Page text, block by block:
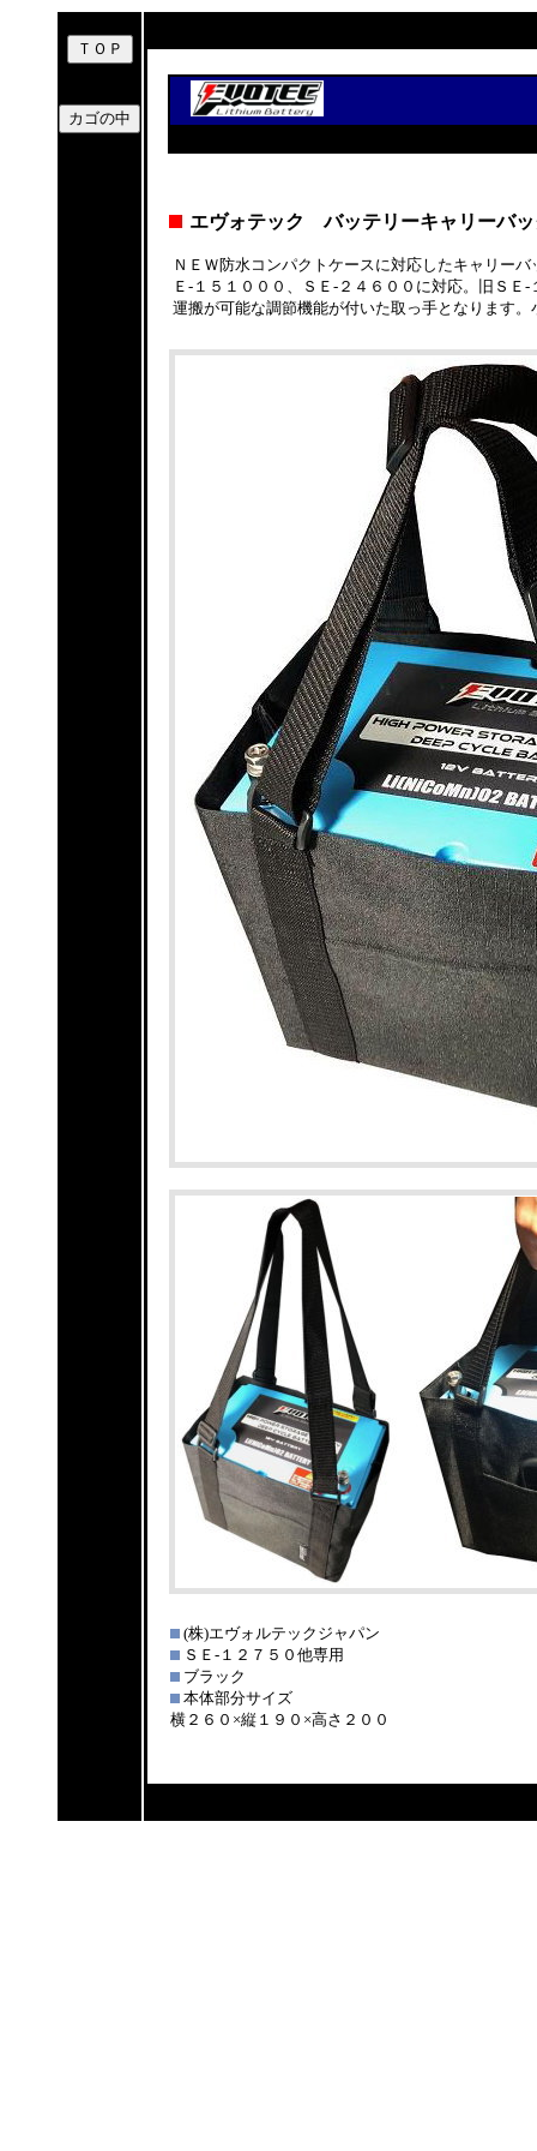
エヴォテック バッテリーキャリーバ
ＮＥＷ防水コンパクトケースに対応したキャリー
Ｅ-１５１０００、ＳＥ-２４６００に対応。旧Ｓ
運搬が可能な調節機能が付いた取っ手となります
(株)エヴォルテックジャパン
ＳＥ-１２７５０他専用
ブラック
本体部分サイズ
横２６０×縦１９０×高さ２００